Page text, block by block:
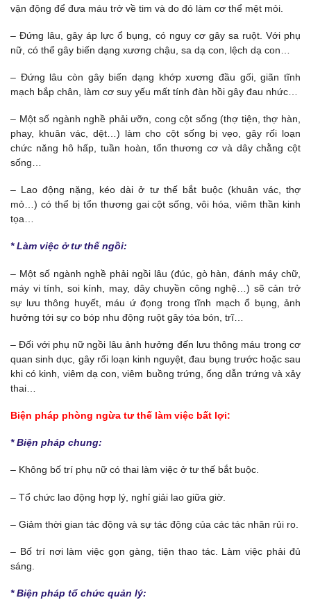
vận động để đưa máu trở về tim và do đó làm cơ thể mệt mỏi.
– Đứng lâu, gây áp lực ổ bụng, có nguy cơ gây sa ruột. Với phụ
nữ, có thể gây biến dạng xương chậu, sa dạ con, lệch dạ con…
– Đứng lâu còn gây biến dạng khớp xương đầu gối, giãn tĩnh
mạch bắp chân, làm cơ suy yếu mất tính đàn hồi gây đau nhức…
– Một số ngành nghề phải ưỡn, cong cột sống (thợ tiện, thợ hàn,
phay, khuân vác, dệt…) làm cho cột sống bị vẹo, gây rối loạn
chức năng hô hấp, tuần hoàn, tổn thương cơ và dây chằng cột
sống…
– Lao động nặng, kéo dài ở tư thế bắt buộc (khuân vác, thợ
mỏ…) có thể bị tổn thương gai cột sống, vôi hóa, viêm thần kinh
tọa…
* Làm việc ở tư thế ngồi:
– Một số ngành nghề phải ngồi lâu (đúc, gò hàn, đánh máy chữ,
máy vi tính, soi kính, may, dây chuyền công nghệ…) sẽ cản trở
sự lưu thông huyết, máu ứ đọng trong tĩnh mạch ổ bụng, ảnh
hưởng tới sự co bóp nhu động ruột gây tóa bón, trĩ…
– Đối với phụ nữ ngồi lâu ảnh hưởng đến lưu thông máu trong cơ
quan sinh dục, gây rối loạn kinh nguyệt, đau bụng trước hoặc sau
khi có kinh, viêm dạ con, viêm buồng trứng, ống dẫn trứng và xảy
thai…
Biện pháp phòng ngừa tư thế làm việc bất lợi:
* Biện pháp chung:
– Không bố trí phụ nữ có thai làm việc ở tư thế bắt buộc.
– Tổ chức lao động hợp lý, nghỉ giải lao giữa giờ.
– Giảm thời gian tác động và sự tác động của các tác nhân rủi ro.
– Bố trí nơi làm việc gọn gàng, tiện thao tác. Làm việc phải đủ
sáng.
* Biện pháp tổ chức quản lý: